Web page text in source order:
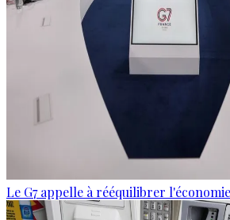
Le G7 appelle à rééquilibrer